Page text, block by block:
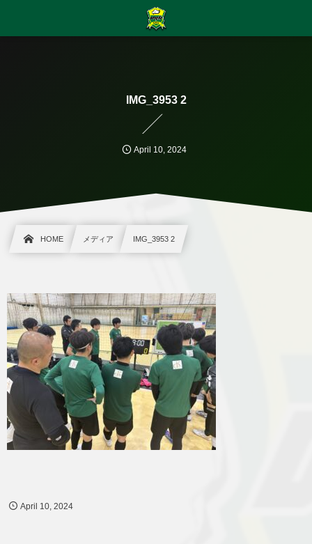
IMG_3953 2
April 10,2024
HOME メディア IMG_3953 2
April 10 ,2024